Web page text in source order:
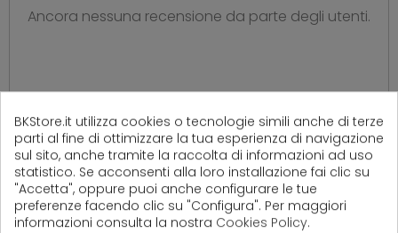
Ancora nessuna recensione da parte degli utenti.
PRODOTTI CORRELATI
( 16 altri prodotti nella stessa categoria )
BKStore.it utilizza cookies o tecnologie simili anche di terze
parti al fine di ottimizzare la tua esperienza di navigazione
sul sito, anche tramite la raccolta di informazioni ad uso
statistico. Se acconsenti alla loro installazione fai clic su
"Accetta", oppure puoi anche configurare le tue
preferenze facendo clic su "Configura". Per maggiori
informazioni consulta la nostra Cookies Policy.